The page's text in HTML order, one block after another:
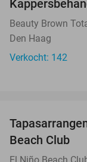
Beauty Brown
Den Haag
Verkocht: 142
Beach Club